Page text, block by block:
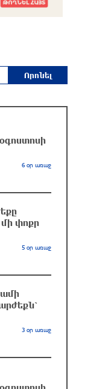
39 րոպե առաջ
է
11 րոպե առաջ
83
ՊՆ
AI
մեկ ժամ առաջ
լինի,
2 ժամ առաջ
2 ժամ առաջ
6 օր առաջ
փոքր
5 օր առաջ
3 օր առաջ